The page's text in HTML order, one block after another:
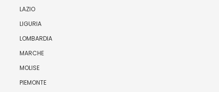
LAZIO
LIGURIA
LOMBARDIA
MARCHE
MOLISE
PIEMONTE